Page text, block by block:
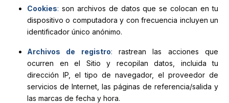
Cookies: son archivos de datos que se colocan en tu
dispositivo o computadora y con frecuencia incluyen un
identificador único anónimo.
Archivos de registro: rastrean las acciones que
ocurren en el Sitio y recopilan datos, incluida tu
dirección IP, el tipo de navegador, el proveedor de
servicios de Internet, las páginas de referencia/salida y
las marcas de fecha y hora.